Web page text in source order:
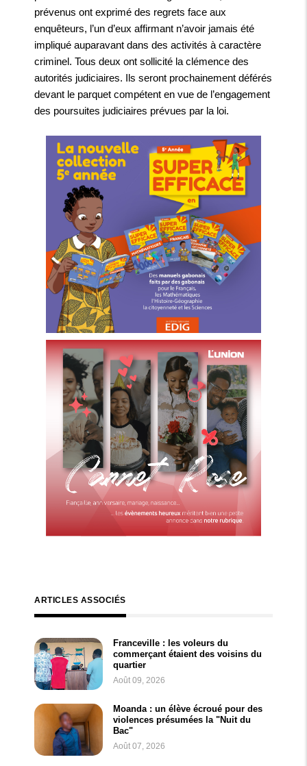
prévenus ont exprimé des regrets face aux
enquêteurs, l’un d’eux affirmant n’avoir jamais été
impliqué auparavant dans des activités à caractère
criminel. Tous deux ont sollicité la clémence des
autorités judiciaires. Ils seront prochainement déférés
devant le parquet compétent en vue de l’engagement
des poursuites judiciaires prévues par la loi.
ARTICLES ASSOCIÉS
Franceville : les voleurs du
commerçant étaient des voisins du
quartier
Août 09, 2026
Moanda : un élève écroué pour des
violences présumées la "Nuit du
Bac"
Août 07, 2026